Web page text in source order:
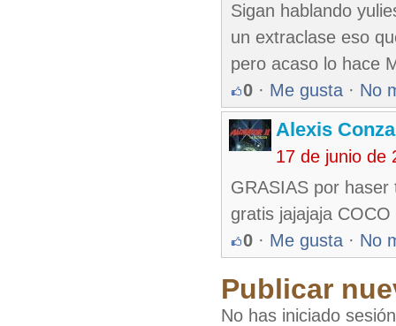
Sigan hablando
un extraclase eso
pero acaso lo hace
0 · Me gusta · No
Alexis
17 de junio de
GRASIAS por
gratis jajajaja
0 · Me gusta · No
Publicar
No has iniciado